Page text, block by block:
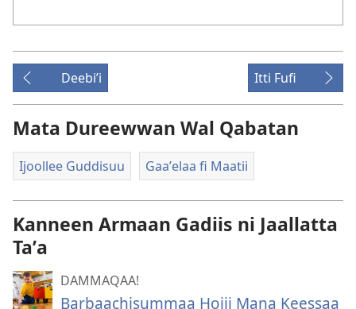
Deebiʼi Itti Fufi
Mata Dureewwan Wal Qabatan
Ijoollee Guddisuu Gaaʼelaa fi Maatii
Kanneen Armaan Gadiis ni Jaallatta
Taʼa
DAMMAQAA!
Barbaachisummaa Hojii Mana Keessaa